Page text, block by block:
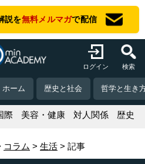
説を無料メルマガで配信
ログイン 検索
ホーム 歴史と社会 哲学と生き
際 美容・健康 対人関係 歴史
コラム 生活 記事